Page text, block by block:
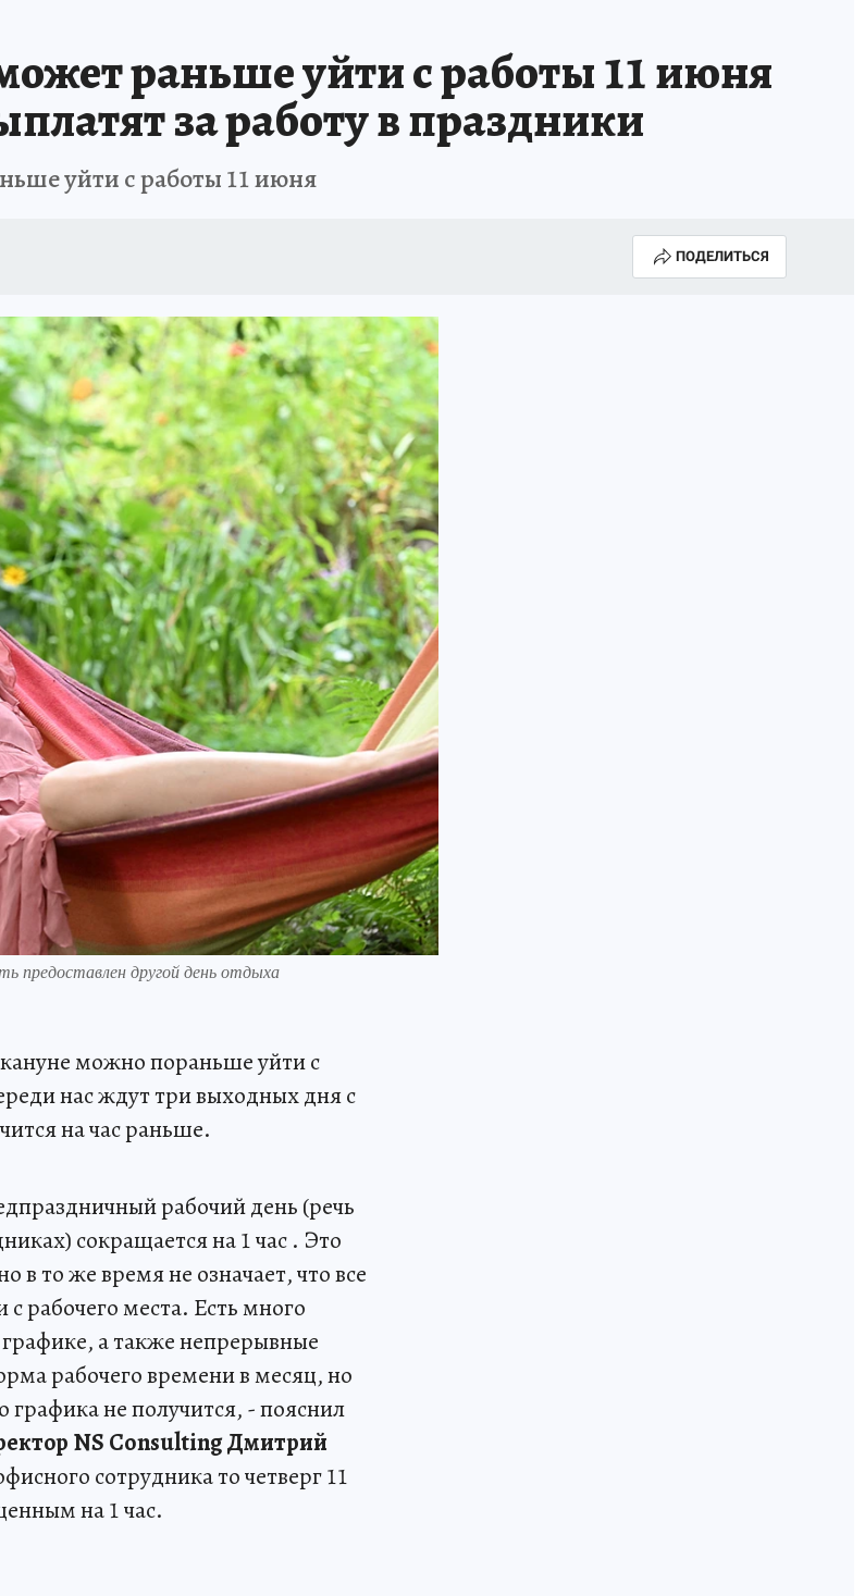
раньше уйти с работы 11 июня
за работу в праздники
уйти с работы 11 июня
ПОДЕЛИТЬСЯ
другой день отдыха
можно пораньше уйти с
нас ждут три выходных дня с
на час раньше.
рабочий день (речь
сокращается на 1 час . Это
то же время не означает, что все
рабочего места. Есть много
а также непрерывные
рабочего времени в месяц, но
не получится, - пояснил
NS Consulting Дмитрий
сотрудника то четверг 11
на 1 час.